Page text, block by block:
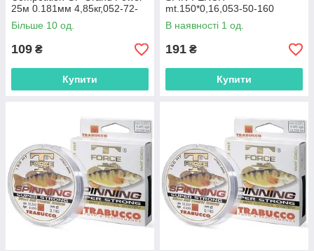
25м 0.181мм 4,85кг,052-72-
180
Більше 10 од.
109 ₴
Купити
mt.150*0,16,053-50-160
В наявності 1 од.
191 ₴
Купити